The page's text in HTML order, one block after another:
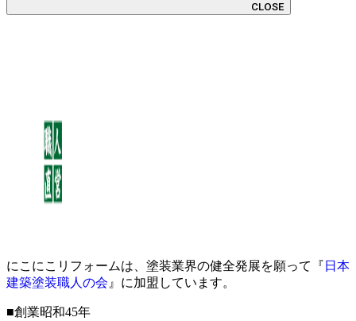
CLOSE
にこにこリフォームは、塗装業界の健全発展を願って『 日本
建築塗装職人の会 』に加盟しています。
■創業昭和45年